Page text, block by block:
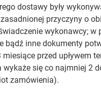
dostawy były
przyczyny o
wykonawcy; w
bądź inne dokumenty
przed upływem
wykaże się co najmniej
zamówienia).